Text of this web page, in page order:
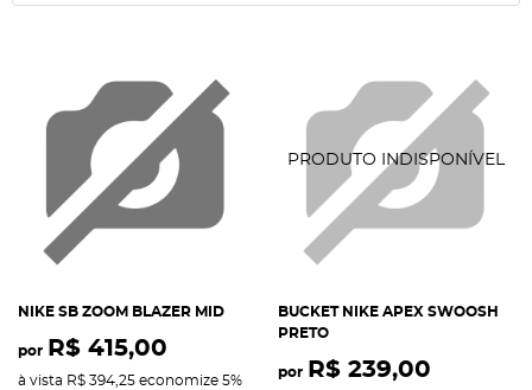
NIKE SB ZOOM BLAZER MID
por R$ 415,00
à vista R$ 394,25 economize 5%
BUCKET NIKE APEX SWOOSH
PRETO
por R$ 239,00